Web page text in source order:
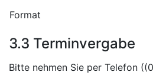
Format
3.3 Terminvergabe
Bitte nehmen Sie per Telefon (